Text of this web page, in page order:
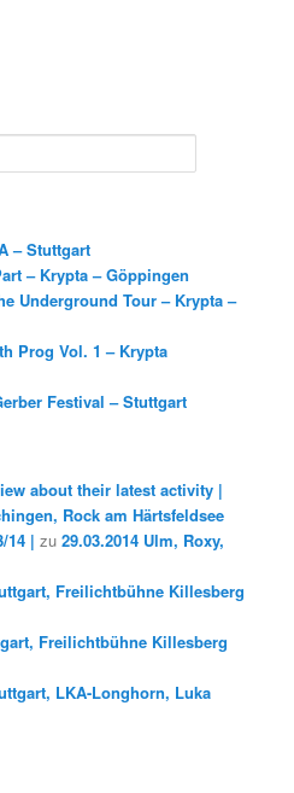
– Stuttgart
– Krypta – Göppingen
Underground Tour – Krypta –
Prog Vol. 1 – Krypta
Festival – Stuttgart
about their latest activity |
Rock am Härtsfeldsee
14 | zu29.03.2014 Ulm, Roxy,
Freilichtbühne Killesberg
Freilichtbühne Killesberg
LKA-Longhorn, Luka